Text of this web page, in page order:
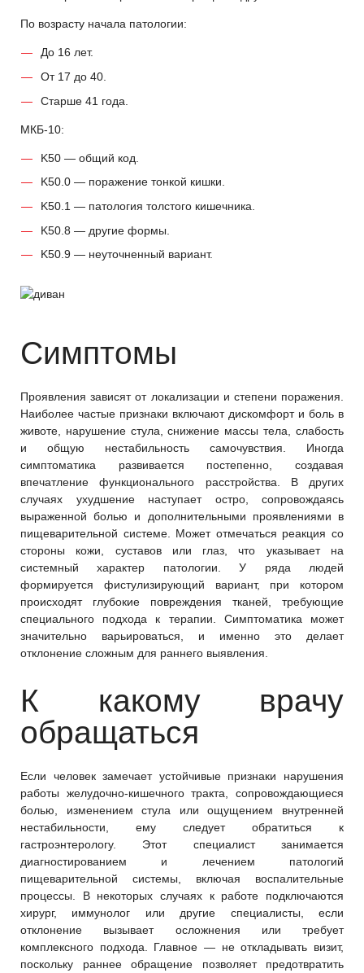
По возрасту начала патологии:
До 16 лет.
От 17 до 40.
Старше 41 года.
МКБ-10:
K50 — общий код.
K50.0 — поражение тонкой кишки.
K50.1 — патология толстого кишечника.
K50.8 — другие формы.
K50.9 — неуточненный вариант.
Симптомы
Проявления зависят от локализации и степени поражения.
Наиболее частые признаки включают дискомфорт и боль в
животе, нарушение стула, снижение массы тела, слабость
и общую нестабильность самочувствия. Иногда
симптоматика развивается постепенно, создавая
впечатление функционального расстройства. В других
случаях ухудшение наступает остро, сопровождаясь
выраженной болью и дополнительными проявлениями в
пищеварительной системе. Может отмечаться реакция со
стороны кожи, суставов или глаз, что указывает на
системный характер патологии. У ряда людей
формируется фистулизирующий вариант, при котором
происходят глубокие повреждения тканей, требующие
специального подхода к терапии. Симптоматика может
значительно варьироваться, и именно это делает
отклонение сложным для раннего выявления.
К какому врачу
обращаться
Если человек замечает устойчивые признаки нарушения
работы желудочно-кишечного тракта, сопровождающиеся
болью, изменением стула или ощущением внутренней
нестабильности, ему следует обратиться к
гастроэнтерологу. Этот специалист занимается
диагностированием и лечением патологий
пищеварительной системы, включая воспалительные
процессы. В некоторых случаях к работе подключаются
хирург, иммунолог или другие специалисты, если
отклонение вызывает осложнения или требует
комплексного подхода. Главное — не откладывать визит,
поскольку раннее обращение позволяет предотвратить